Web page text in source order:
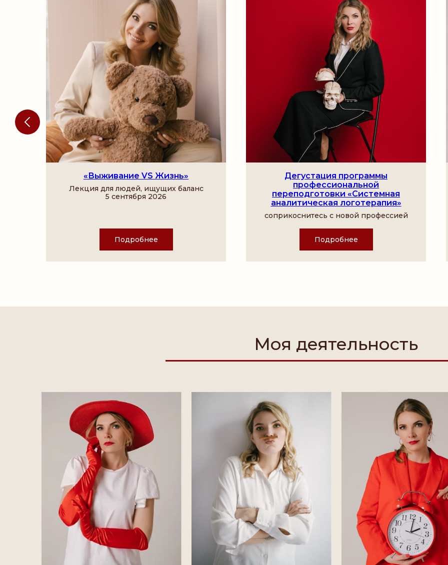
«Выживание VS Жизнь»
Лекция для людей, ищущих баланс
5 сентября 2026
Подробнее
Дегустация программы
профессиональной
переподготовки «Системная
аналитическая логотерапия»
соприкоснитесь с новой профессией
Подробнее
Моя деятельность